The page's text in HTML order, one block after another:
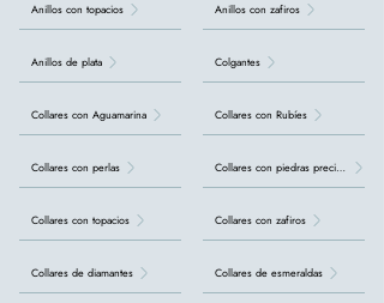
Anillos con topacios
Anillos de plata
Collares con Aguamarina
Collares con perlas
Collares con topacios
Collares de diamantes
Anillos con zafiros
Colgantes
Collares con Rubíes
Collares con piedras preciosas
Collares con zafiros
Collares de esmeraldas